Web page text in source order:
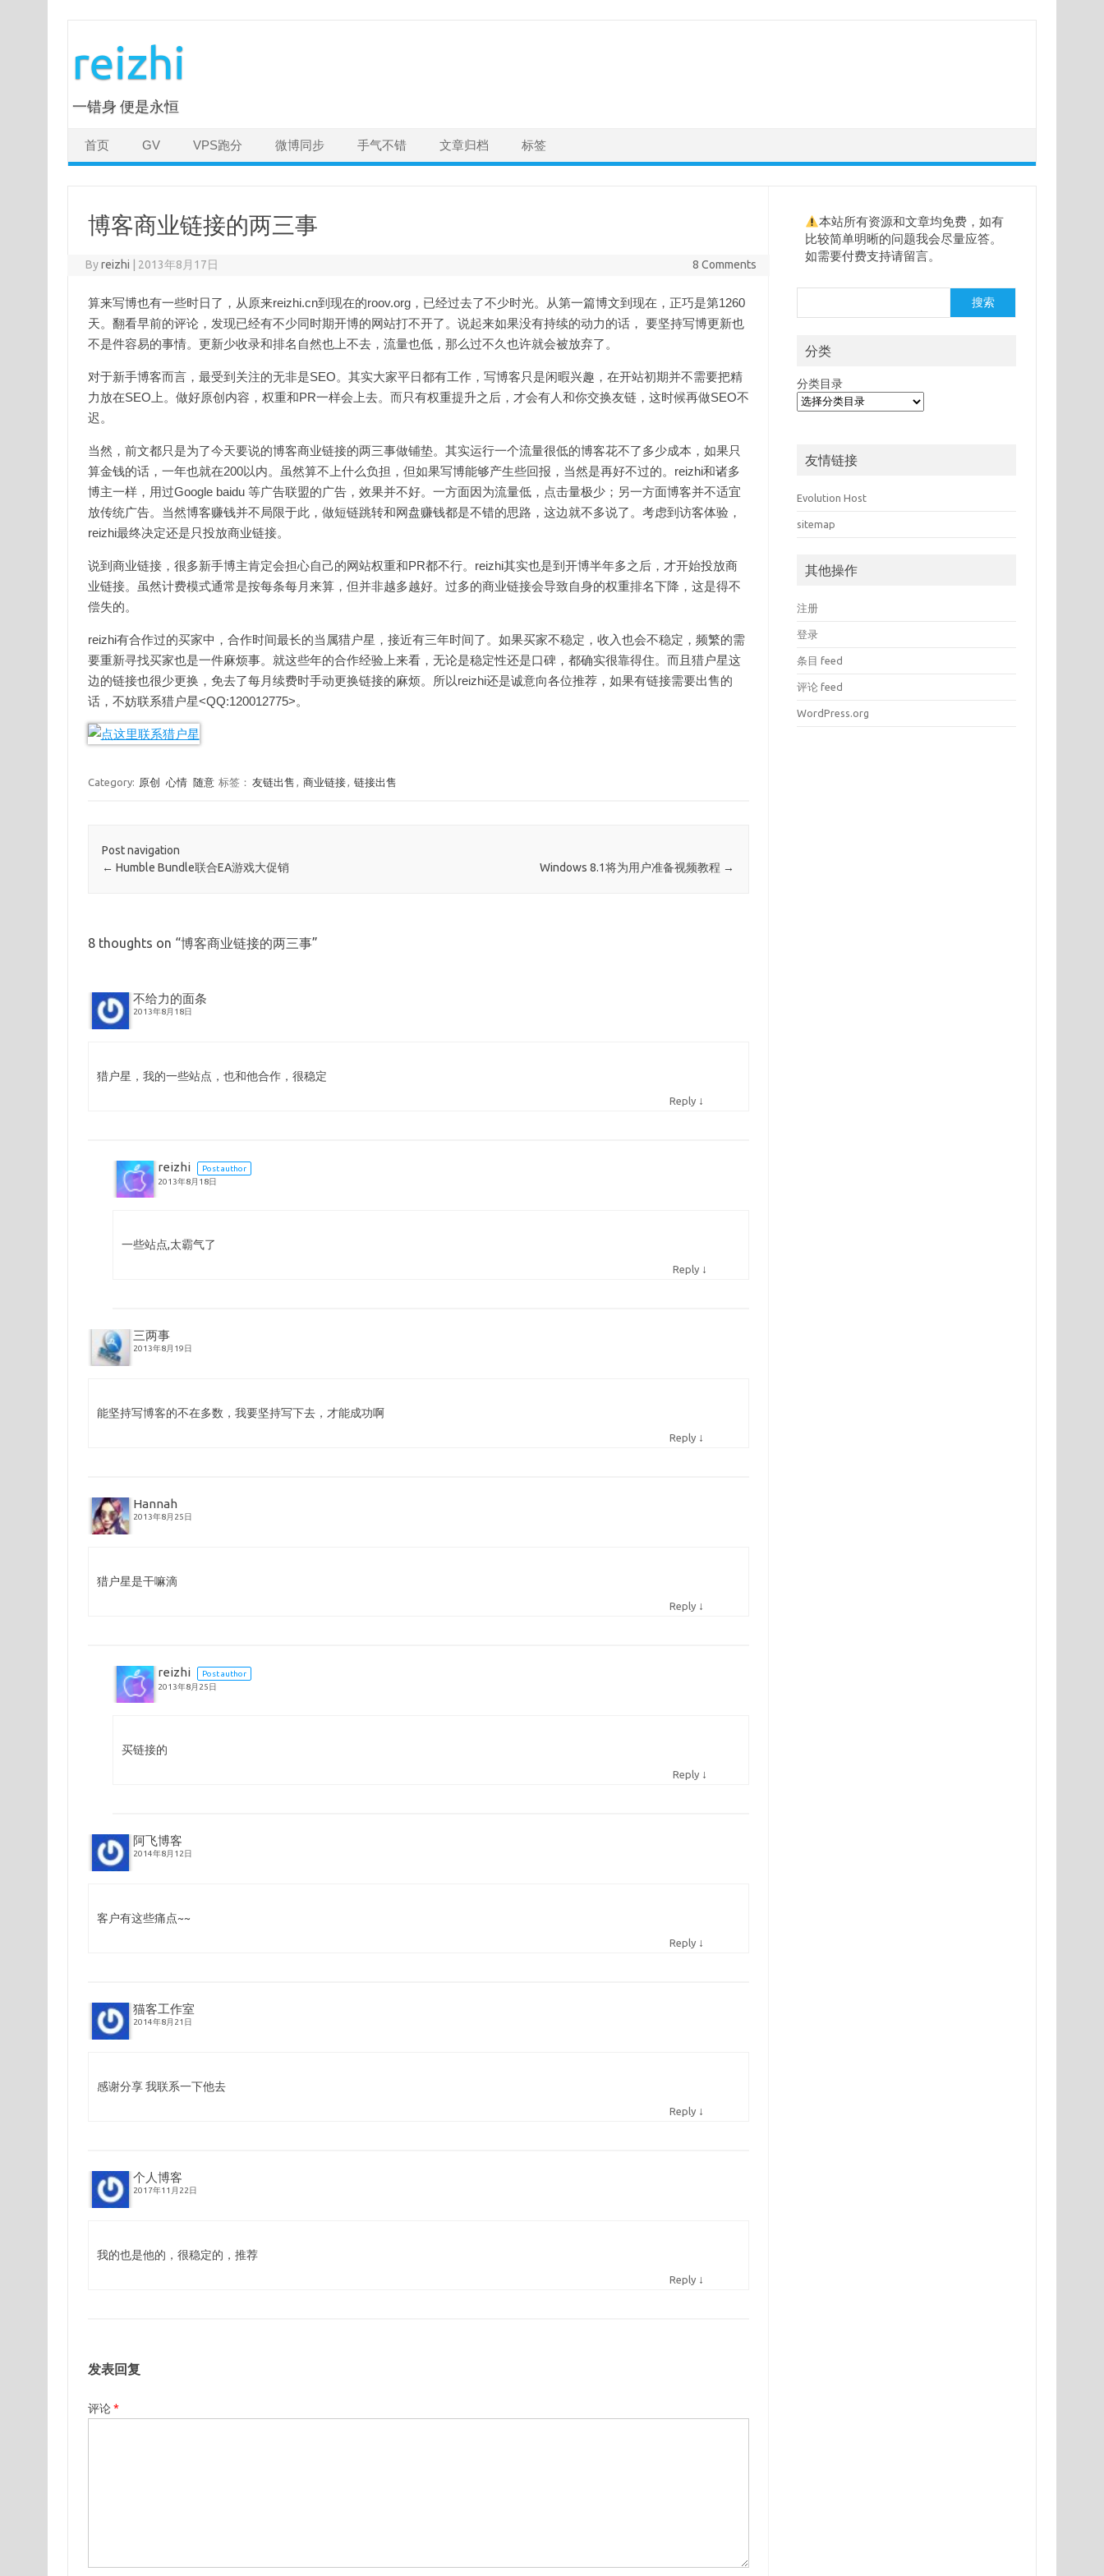
reizhi
一错身 便是永恒
首页 GV VPS跑分 微博同步 手气不错 文章归档 标签
博客商业链接的两三事
Byreizhi 2013年8月17日 8 Comments
算来写博也有一些时日了，从原来reizhi.cn到现在的roov.org，已经过去了不少时光。从第一篇博文到现在，正巧是第1260
天。翻看早前的评论，发现已经有不少同时期开博的网站打不开了。说起来如果没有持续的动力的话， 要坚持写博更新也
不是件容易的事情。更新少收录和排名自然也上不去，流量也低，那么过不久也许就会被放弃了。
对于新手博客而言，最受到关注的无非是SEO。其实大家平日都有工作，写博客只是闲暇兴趣，在开站初期并不需要把精
力放在SEO上。做好原创内容，权重和PR一样会上去。而只有权重提升之后，才会有人和你交换友链，这时候再做SEO不
迟。
当然，前文都只是为了今天要说的博客商业链接的两三事做铺垫。其实运行一个流量很低的博客花不了多少成本，如果只
算金钱的话，一年也就在200以内。虽然算不上什么负担，但如果写博能够产生些回报，当然是再好不过的。reizhi和诸多
博主一样，用过Google baidu 等广告联盟的广告，效果并不好。一方面因为流量低，点击量极少；另一方面博客并不适宜
放传统广告。当然博客赚钱并不局限于此，做短链跳转和网盘赚钱都是不错的思路，这边就不多说了。考虑到访客体验，
reizhi最终决定还是只投放商业链接。
说到商业链接，很多新手博主肯定会担心自己的网站权重和PR都不行。reizhi其实也是到开博半年多之后，才开始投放商
业链接。虽然计费模式通常是按每条每月来算，但并非越多越好。过多的商业链接会导致自身的权重排名下降，这是得不
偿失的。
reizhi有合作过的买家中，合作时间最长的当属猎户星，接近有三年时间了。如果买家不稳定，收入也会不稳定，频繁的需
要重新寻找买家也是一件麻烦事。就这些年的合作经验上来看，无论是稳定性还是口碑，都确实很靠得住。而且 猎户星这
边的链接也很少更换，免去了每月续费时手动更换链接的麻烦。所以reizhi还是诚意向各位推荐，如果有链接需要出售的
话，不妨联系猎户星<QQ:120012775>。
Category: 原创 心情 随意 标签： 友链出售 , 商业链接, 链接出售
Post navigation
← Humble Bundle联合EA游戏大促销 Windows 8.1将为用户准备视频教程 →
8 thoughts on “博客商业链接的两三事”
不给力的面条
2013年8月18日
猎户星，我的一些站点，也和他合作，很稳定
Reply ↓
reizhi
Post author
2013年8月18日
一些站点,太霸气了
Reply ↓
三两事
2013年8月19日
能坚持写博客的不在多数，我要坚持写下去，才能成功啊
Reply ↓
Hannah
2013年8月25日
猎户星是干嘛滴
Reply ↓
reizhi
Post author
2013年8月25日
买链接的
Reply ↓
阿飞博客
2014年8月12日
客户有这些痛点~~
Reply ↓
猫客工作室
2014年8月21日
感谢分享 我联系一下他去
Reply ↓
个人博客
2017年11月22日
我的也是他的，很稳定的，推荐
Reply ↓
发表回复
评论*
本站所有资源和文章均免费，如有
比较简单明晰的问题我会尽量应答。
如需要付费支持请留言。
索
搜索
分类
分类目录
友情链接
Evolution Host
sitemap
其他操作
注册
登录
条目 feed
评论 feed
WordPress.org